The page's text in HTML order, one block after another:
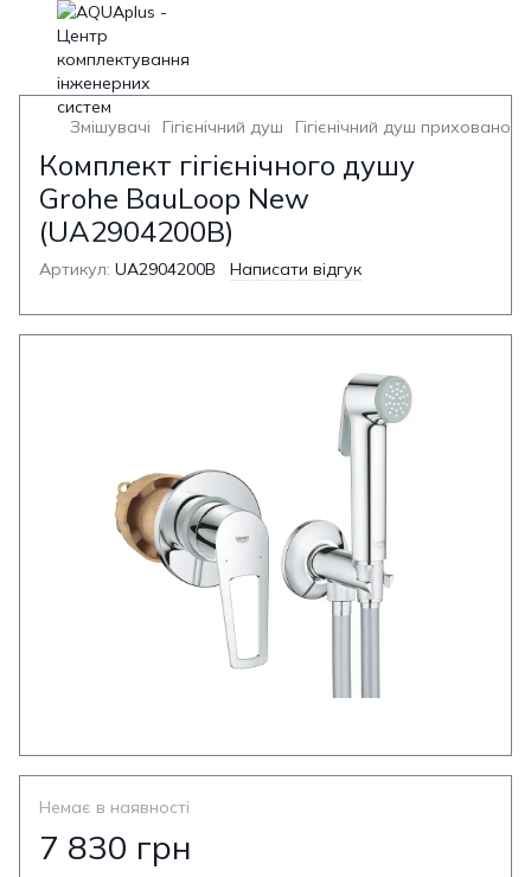
Змішувачі Гігієнічний душ Гігієнічний душ
Комплект гігієнічного душу
Grohe BauLoop New
(UA2904200B)
Артикул: UA2904200B Написати відгук
Немає в наявності
7 830 грн